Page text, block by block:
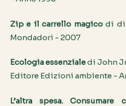
Zip e il carrello magicodi di
Mondadori - 2007
Ecologia essenzialedi John
Editore Edizioni ambiente -
L’altra spesa.